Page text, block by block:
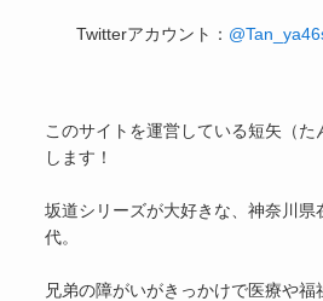
Twitterアカウント：
このサイトを運営している短矢（た
します！
坂道シリーズが大好きな、神奈川県
代。
兄弟の障がいがきっかけで医療や福